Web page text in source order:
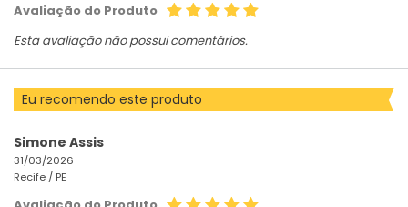
Avaliação do Produto
Esta avaliação não possui comentários.
Eu recomendo este produto
Simone Assis
31/03/2026
Recife / PE